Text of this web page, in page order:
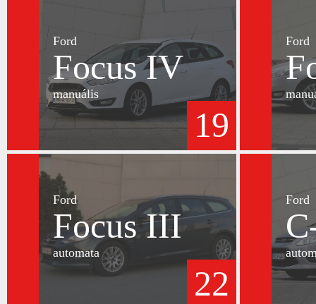
Ford
Focus IV
manuális
19
Ford
Ford
Focus III
automata
22
Ford